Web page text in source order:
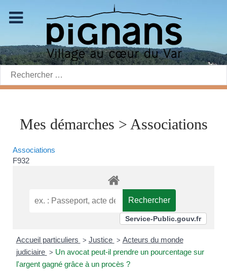
Rechercher:
Mes démarches > Associations
Associations
F932
Service-Public.gouv.fr
Accueil particuliers > Justice > Acteurs du monde
judiciaire > Un avocat peut-il prendre un pourcentage sur
l'argent gagné grâce à un procès ?